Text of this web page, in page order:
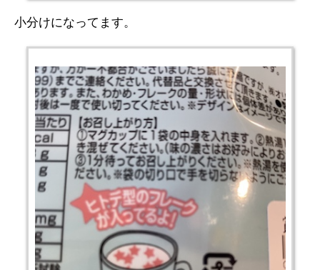
小分けになってます。